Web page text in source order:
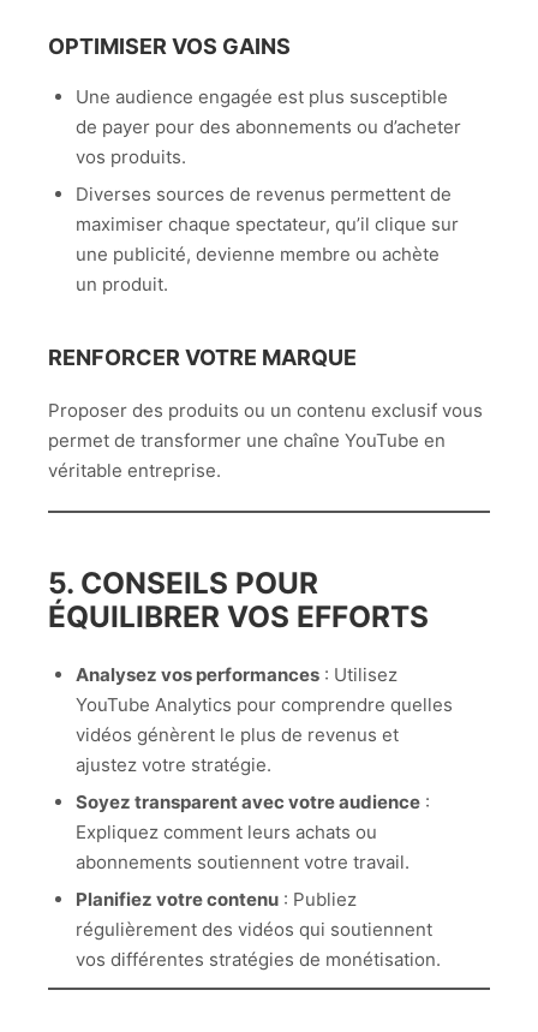
OPTIMISER VOS GAINS
Une audience engagée est plus susceptible
de payer pour des abonnements ou d’acheter
vos produits.
Diverses sources de revenus permettent de
maximiser chaque spectateur, qu’il clique sur
une publicité, devienne membre ou achète
un produit.
RENFORCER VOTRE MARQUE
Proposer des produits ou un contenu exclusif vous
permet de transformer une chaîne YouTube en
véritable entreprise.
5. CONSEILS POUR
ÉQUILIBRER VOS EFFORTS
Analysez vos performances: Utilisez
YouTube Analytics pour comprendre quelles
vidéos génèrent le plus de revenus et
ajustez votre stratégie.
Soyez transparent avec votre audience:
Expliquez comment leurs achats ou
abonnements soutiennent votre travail.
Planifiez votre contenu: Publiez
régulièrement des vidéos qui soutiennent
vos différentes stratégies de monétisation.